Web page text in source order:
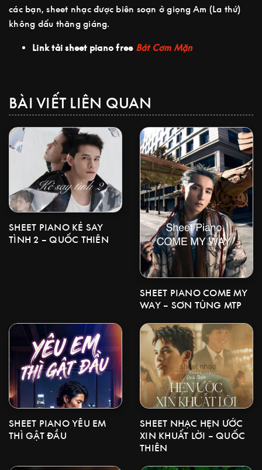
các bạn, sheet nhạc được biên soạn ở giọng Am (La thứ)
không dấu thăng giáng.
Link tải sheet piano free Bát Cơm Mặn
BÀI VIẾT LIÊN QUAN
SHEET PIANO KẺ SAY
TÌNH 2 – QUỐC THIÊN
SHEET PIANO COME MY
WAY – SƠN TÙNG MTP
SHEET PIANO YÊU EM
THÌ GẬT ĐẦU
SHEET NHẠC HẸN ƯỚC
XIN KHUẤT LỜI – QUỐC
THIÊN